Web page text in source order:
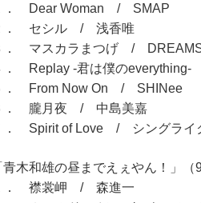
Dear Woman / SMAP
セシル / 浅香唯
マスカラまつげ / DREAMS
Replay -君は僕の
From Now On / SHINee
朧月夜 / 中島美嘉
Spirit of Love / シングライ
青木和雄の昼までえぇやん！」（
襟裳岬 / 森進一